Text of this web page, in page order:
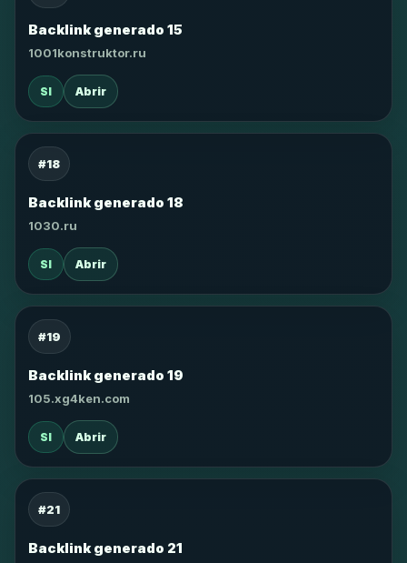
Backlink generado 15
1001konstruktor.ru
SI Abrir
#18
Backlink generado 18
1030.ru
SI Abrir
#19
Backlink generado 19
105.xg4ken.com
SI Abrir
#21
Backlink generado 21